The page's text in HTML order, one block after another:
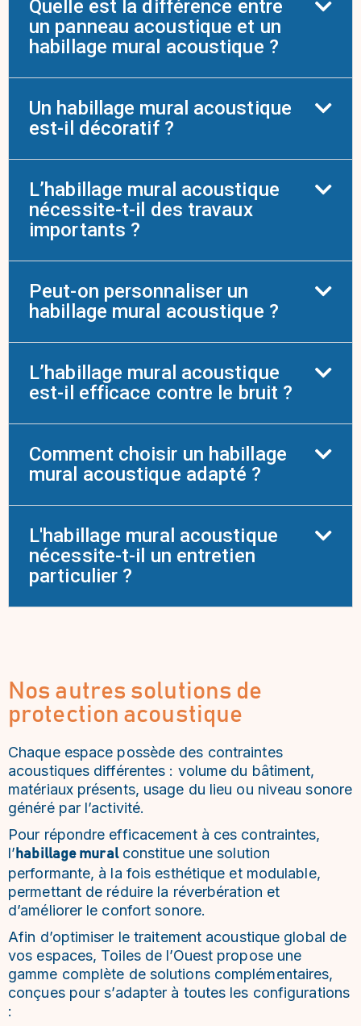
Quelle est la différence entre
un panneau acoustique et un
habillage mural acoustique ?
Un habillage mural acoustique
est-il décoratif ?
L’habillage mural acoustique
nécessite-t-il des travaux
importants ?
Peut-on personnaliser un
habillage mural acoustique ?
L’habillage mural acoustique
est-il efficace contre le bruit ?
Comment choisir un habillage
mural acoustique adapté ?
L'habillage mural acoustique
nécessite-t-il un entretien
particulier ?
Nos autres solutions de
protection acoustique
Chaque espace possède des contraintes
acoustiques différentes : volume du bâtiment,
matériaux présents, usage du lieu ou niveau sonore
généré par l’activité.
Pour répondre efficacement à ces contraintes,
l’ habillage muralconstitue une solution
performante, à la fois esthétique et modulable,
permettant de réduire la réverbération et
d’améliorer le confort sonore.
Afin d’optimiser le traitement acoustique global de
vos espaces, Toiles de l’Ouest propose une
gamme complète de solutions complémentaires,
conçues pour s’adapter à toutes les configurations
: